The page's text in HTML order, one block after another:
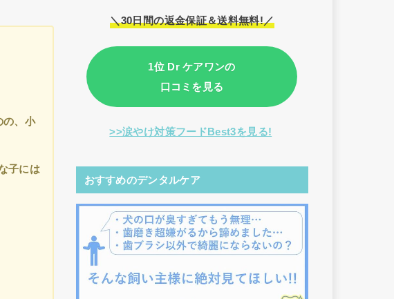
の、小
子には
＼30日間の返金保証＆送料無料!／
1位 Dr ケアワンの
口コミを見る
>>涙やけ対策フードBest3を見る!
おすすめのデンタルケア